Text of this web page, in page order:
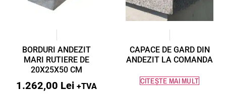
BORDURI ANDEZIT
MARI RUTIERE DE
20X25X50 CM
1.262,00 Lei +TVA
CAPACE DE GARD DIN
ANDEZIT LA COMANDA
CITEȘTE MAI MULT